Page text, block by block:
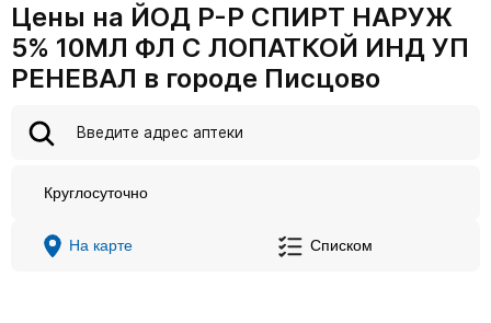
Цены на ЙОД Р-Р СПИРТ НАРУЖ
5% 10МЛ ФЛ С ЛОПАТКОЙ ИНД УП
РЕНЕВАЛ в городе Писцово
Круглосуточно
На карте Списком